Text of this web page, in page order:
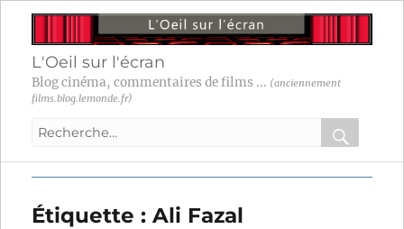
L'Oeil sur l'écran
Blog cinéma, commentaires de films ... (anciennement
films.blog.lemonde.fr)
Recherche
:
OK
Étiquette :Ali Fazal